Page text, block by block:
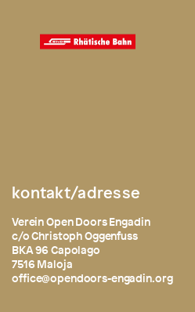
kontakt/adresse
Verein Open Doors Engadin
c/o Christoph Oggenfuss
BKA 96 Capolago
7516 Maloja
office@opendoors-engadin.org